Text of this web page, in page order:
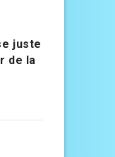
juste
de la